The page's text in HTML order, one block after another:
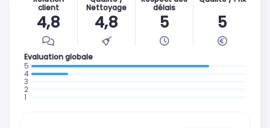
Evaluation globale
client
4,8
Nettoyage
4,8
délais
5 5